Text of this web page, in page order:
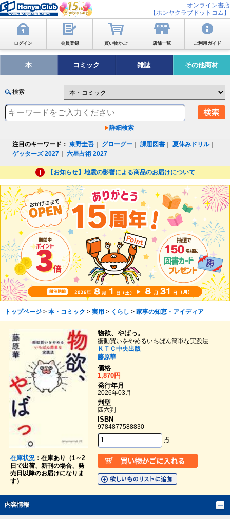
オンライン書店
【ホンヤクラブドットコム】
ログイン 会員登録 買い物かご 店舗一覧 ご利用ガイド
本 コミック 雑誌 その他商材
検索
詳細検索
注目のキーワード： 東野圭吾 グローグー ｜課題図書 ｜夏休みドリル｜
ゲッターズ 2027 ｜六星占術 2027
【お知らせ】地震の影響による商品のお届けについて
トップページ> 本・コミック > 実用 > くらし > 家事の知恵・アイディア
在庫状況：在庫あり（1～2
日で出荷、新刊の場合、発
売日以降のお届けになりま
す）
物欲、やばっ。
衝動買いをやめるいちばん簡単な実践法
ＫＴＣ中央出版
藤原華
価格
1,870円
発行年月
2026年03月
判型
四六判
ISBN
9784877588830
点
内容情報